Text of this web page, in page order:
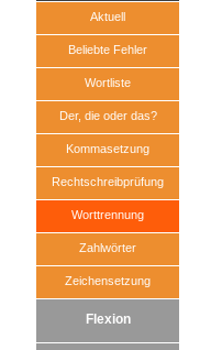
Aktuell
Beliebte Fehler
Wortliste
Der, die oder das?
Kommasetzung
Rechtschreibprüfung
Worttrennung
Zahlwörter
Zeichensetzung
Flexion